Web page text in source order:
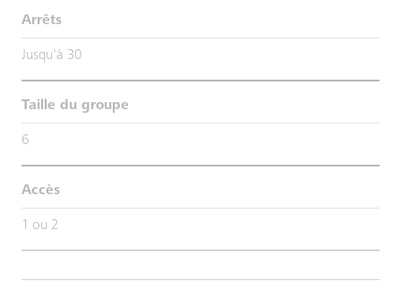
Arrêts
Jusqu'à 30
Taille du groupe
6
Accès
1 ou 2